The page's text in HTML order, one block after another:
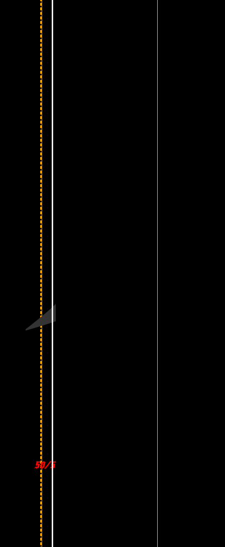
50/50